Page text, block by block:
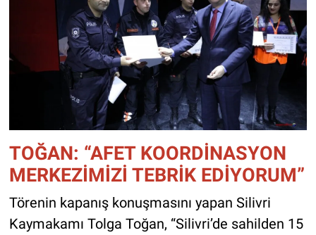
TOĞAN: “AFET KOORDİNASYON
MERKEZİMİZİ TEBRİK EDİYORUM”
Törenin kapanış konuşmasını yapan Silivri
Kaymakamı Tolga Toğan, “Silivri’de sahilden 15